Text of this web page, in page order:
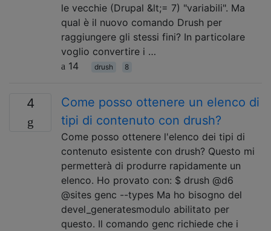
le vecchie (Drupal &lt;= 7) "variabili". Ma
qual è il nuovo comando Drush per
raggiungere gli stessi fini? In particolare
voglio convertire i …
14
drush 8
4
Come posso ottenere un elenco di
tipi di contenuto con drush?
Come posso ottenere l'elenco dei tipi di
contenuto esistente con drush? Questo mi
permetterà di produrre rapidamente un
elenco. Ho provato con: $ drush @d6
@sites genc --types Ma ho bisogno del
devel_generatesmodulo abilitato per
questo. Il comando genc richiede che i